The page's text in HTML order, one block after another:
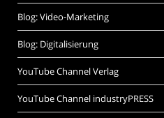
Blog: Video-Marketing
Blog: Digitalisierung
YouTube Channel Verlag
YouTube Channel industryPRESS